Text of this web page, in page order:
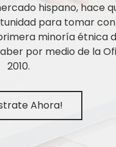
hispano, hace
para tomar
minoría étnica
por medio de la
2010.
Ahora!